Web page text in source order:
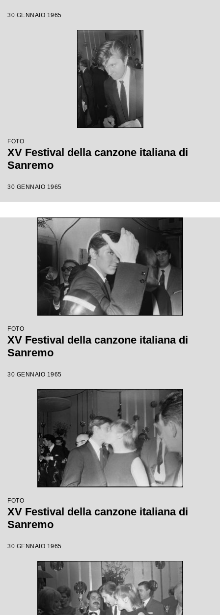
30 GENNAIO 1965
FOTO
XV Festival della canzone italiana di
Sanremo
30 GENNAIO 1965
FOTO
XV Festival della canzone italiana di
Sanremo
30 GENNAIO 1965
FOTO
XV Festival della canzone italiana di
Sanremo
30 GENNAIO 1965